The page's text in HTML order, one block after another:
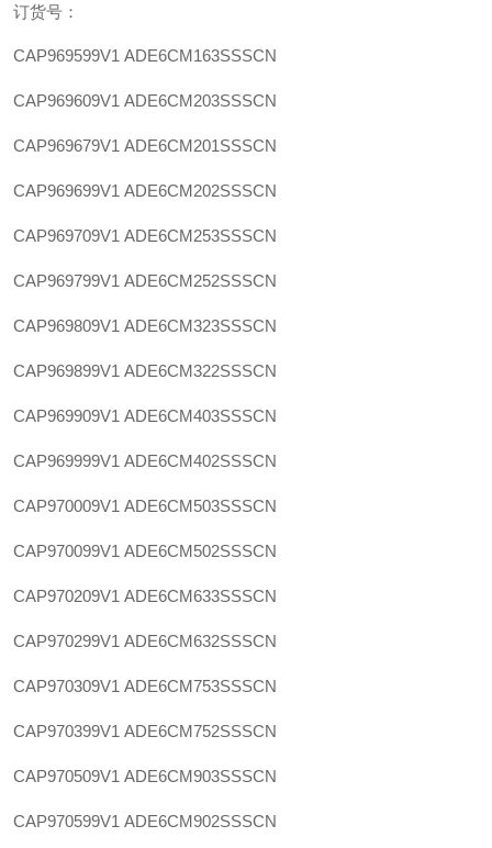
订货号：
CAP969599V1 ADE6CM163SSSCN
CAP969609V1 ADE6CM203SSSCN
CAP969679V1 ADE6CM201SSSCN
CAP969699V1 ADE6CM202SSSCN
CAP969709V1 ADE6CM253SSSCN
CAP969799V1 ADE6CM252SSSCN
CAP969809V1 ADE6CM323SSSCN
CAP969899V1 ADE6CM322SSSCN
CAP969909V1 ADE6CM403SSSCN
CAP969999V1 ADE6CM402SSSCN
CAP970009V1 ADE6CM503SSSCN
CAP970099V1 ADE6CM502SSSCN
CAP970209V1 ADE6CM633SSSCN
CAP970299V1 ADE6CM632SSSCN
CAP970309V1 ADE6CM753SSSCN
CAP970399V1 ADE6CM752SSSCN
CAP970509V1 ADE6CM903SSSCN
CAP970599V1 ADE6CM902SSSCN